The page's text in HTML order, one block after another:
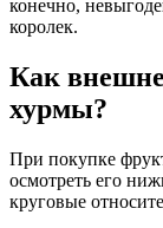
конечно,
королек.
Как
хурмы?
При покупке
осмотреть его
круговые